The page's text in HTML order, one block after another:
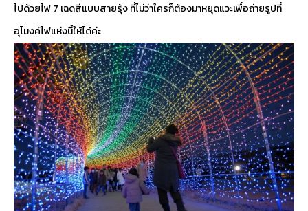
ไปด้วยไฟ 7 เฉดสีแบบสายรุ้ง ที่ไม่ว่าใครก็ต้องมาหยุดแวะเพื่อถ่ายรูปที่
อุโมงค์ไฟแห่งนี้ให้ได้ค่ะ